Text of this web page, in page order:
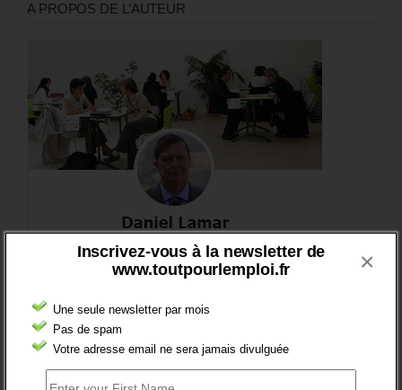
Inscrivez-vous à la newsletter de
www.toutpourlemploi.fr
Une seule newsletter par mois
Pas de spam
Votre adresse email ne sera jamais divulguée
×
A PROPOS DE L’AUTEUR
DERNIERS TWEETS